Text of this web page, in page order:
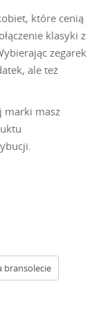
które cenią
klasyki z
zegarek
ale też
marki masz
bransolecie